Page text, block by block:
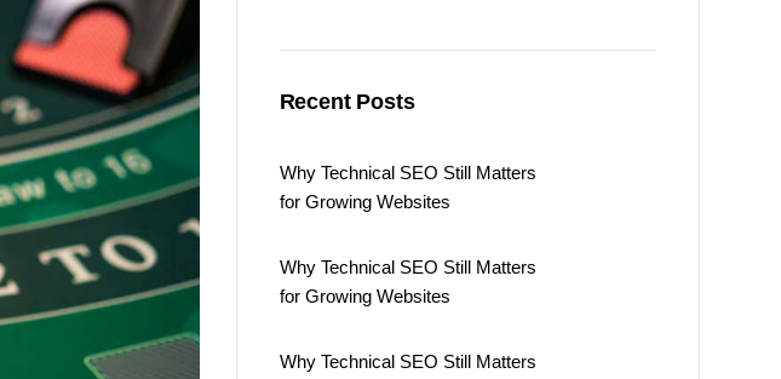
Recent Posts
Why Technical SEO Still Matters
for Growing Websites
Why Technical SEO Still Matters
for Growing Websites
Why Technical SEO Still Matters